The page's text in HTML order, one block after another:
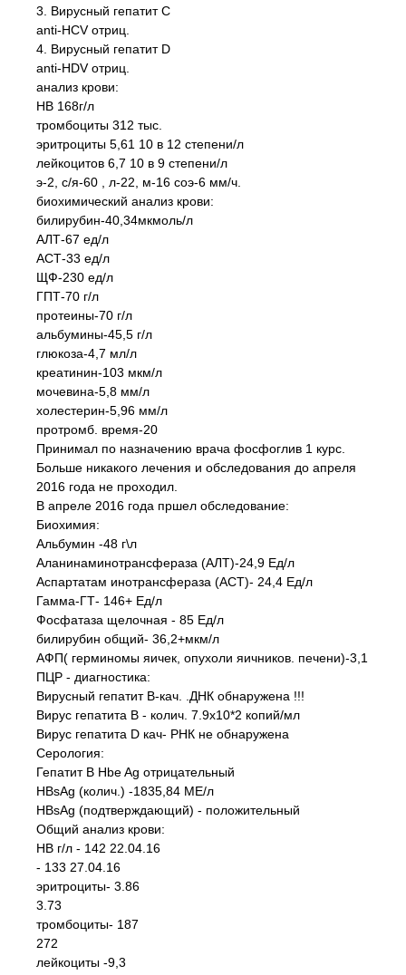
3. Вирусный гепатит С
anti-HCV отриц.
4. Вирусный гепатит D
anti-HDV отриц.
анализ крови:
HB 168г/л
тромбоциты 312 тыс.
эритроциты 5,61 10 в 12 степени/л
лейкоцитов 6,7 10 в 9 степени/л
э-2, с/я-60 , л-22, м-16 соэ-6 мм/ч.
биохимический анализ крови:
билирубин-40,34мкмоль/л
АЛТ-67 ед/л
АСТ-33 ед/л
ЩФ-230 ед/л
ГПТ-70 г/л
протеины-70 г/л
альбумины-45,5 г/л
глюкоза-4,7 мл/л
креатинин-103 мкм/л
мочевина-5,8 мм/л
холестерин-5,96 мм/л
протромб. время-20
Принимал по назначению врача фосфоглив 1 курс.
Больше никакого лечения и обследования до апреля
2016 года не проходил.
В апреле 2016 года пршел обследование:
Биохимия:
Альбумин -48 г\л
Аланинаминотрансфераза (АЛТ)-24,9 Ед/л
Аспартатам инотрансфераза (АСТ)- 24,4 Ед/л
Гамма-ГТ- 146+ Ед/л
Фосфатаза щелочная - 85 Ед/л
билирубин общий- 36,2+мкм/л
АФП( герминомы яичек, опухоли яичников. печени)-3,1
ПЦР - диагностика:
Вирусный гепатит В-кач. .ДНК обнаружена !!!
Вирус гепатита В - колич. 7.9х10*2 копий/мл
Вирус гепатита D кач- РНК не обнаружена
Серология:
Гепатит В Hbe Ag отрицательный
HBsAg (колич.) -1835,84 МЕ/л
HBsAg (подтверждающий) - положительный
Общий анализ крови:
HB г/л - 142 22.04.16
- 133 27.04.16
эритроциты- 3.86
3.73
тромбоциты- 187
272
лейкоциты -9,3